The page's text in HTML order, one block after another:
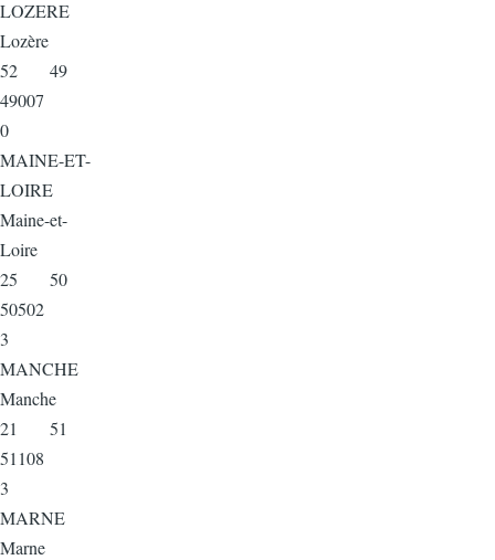
LOZERE
Lozère
52 49
49007
0
MAINE-ET-
LOIRE
Maine-et-
Loire
25 50
50502
3
MANCHE
Manche
21 51
51108
3
MARNE
Marne